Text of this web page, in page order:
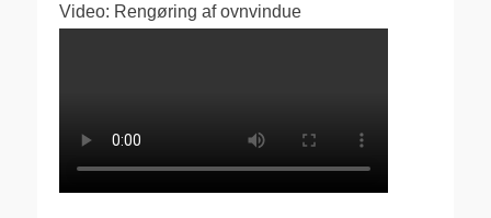
Video: Rengøring af ovnvindue